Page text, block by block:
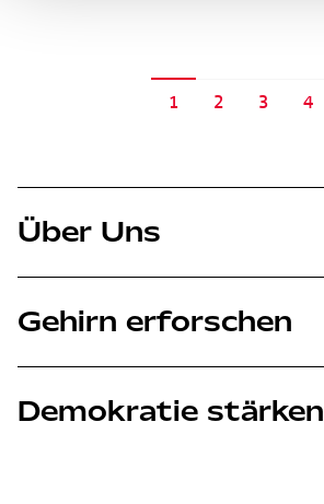
1 2 3 4
Über Uns
Gehirn erforschen
Demokratie stärken